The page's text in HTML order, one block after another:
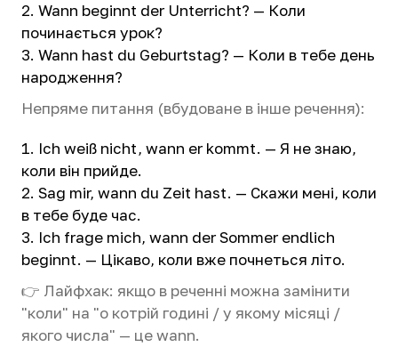
Wann beginnt der Unterricht? — Коли
починається урок?
Wann hast du Geburtstag? — Коли в тебе день
народження?
Непряме питання (вбудоване в інше речення):
Ich weiß nicht, wann er kommt. — Я не знаю,
коли він прийде.
Sag mir, wann du Zeit hast. — Скажи мені, коли
в тебе буде час.
Ich frage mich, wann der Sommer endlich
beginnt. — Цікаво, коли вже почнеться літо.
👉 Лайфхак: якщо в реченні можна замінити
"коли" на "о котрій годині / у якому місяці /
якого числа" — це wann.